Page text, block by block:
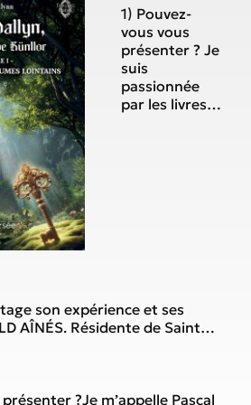
1) Pouvez-
vous vous
présenter ? Je
suis
passionnée
par les livres
dévoré des
dizaines
d’auteurs au
Les livres et
son expérience et ses
AÎNÉS. Résidente de Sainte-
son vécu
en CHSLD, publié
?Je m’appelle Pascal